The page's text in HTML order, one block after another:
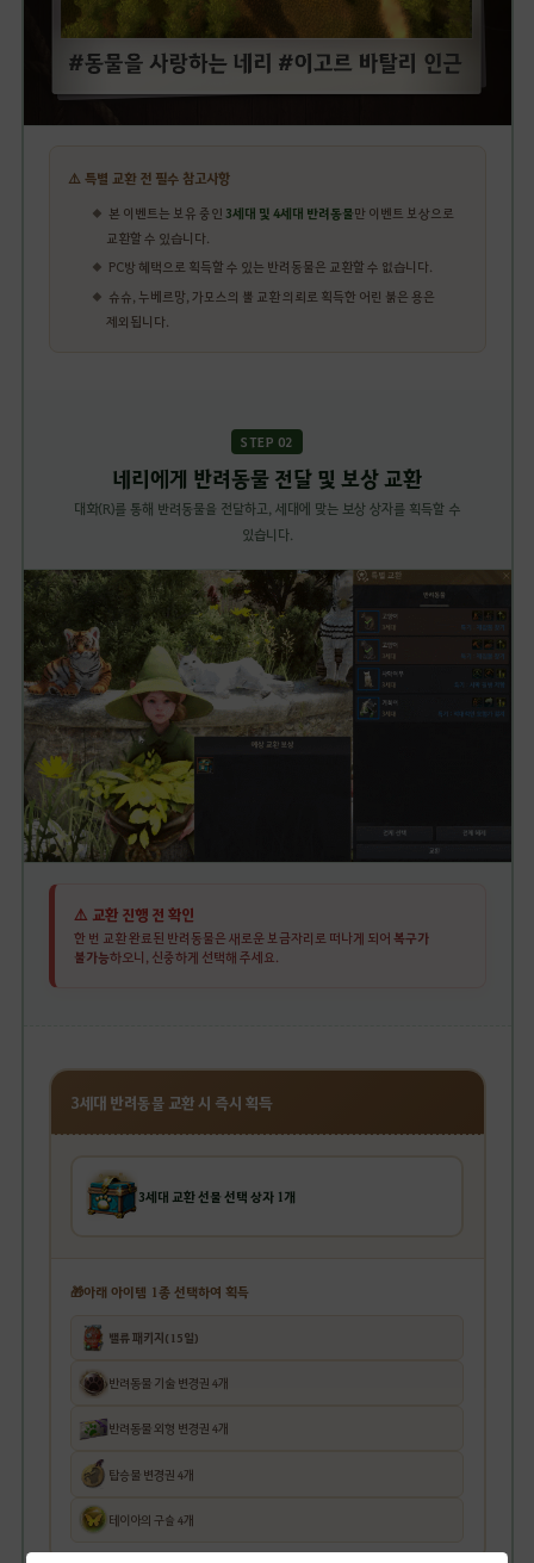
⚠️ 특별 교환 전 필수 참고사항
본 이벤트는 보유 중인 3세대 및 4세대 반려동물만 이벤트 보상으로
교환할 수 있습니다.
PC방 혜택으로 획득할 수 있는 반려동물은 교환할 수 없습니다.
슈슈, 누베르망, 가모스의 뿔 교환 의뢰로 획득한 어린 붉은 용은
제외됩니다.
STEP 02
네리에게 반려동물 전달 및 보상 교환
대화(R)를 통해 반려동물을 전달하고, 세대에 맞는 보상 상자를 획득할 수
있습니다.
⚠️ 교환 진행 전 확인
한 번 교환 완료된 반려동물은 새로운 보금자리로 떠나게 되어복구가
불가능하오니, 신중하게 선택해 주세요.
3세대 반려동물 교환 시 즉시 획득
3세대 교환 선물 선택 상자 1개
🎁아래 아이템 1종 선택하여 획득
밸류 패키지(15일)
반려동물 기술 변경권 4개
반려동물 외형 변경권 4개
탑승물 변경권 4개
테이아의 구슬 4개